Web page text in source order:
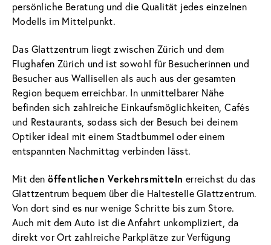
persönliche Beratung und die Qualität jedes einzelnen
Modells im Mittelpunkt.
Das Glattzentrum liegt zwischen Zürich und dem
Flughafen Zürich und ist sowohl für Besucherinnen und
Besucher aus Wallisellen als auch aus der gesamten
Region bequem erreichbar. In unmittelbarer Nähe
befinden sich zahlreiche Einkaufsmöglichkeiten, Cafés
und Restaurants, sodass sich der Besuch bei deinem
Optiker ideal mit einem Stadtbummel oder einem
entspannten Nachmittag verbinden lässt.
Mit denöffentlichen Verkehrsmitteln erreichst du das
Glattzentrum bequem über die Haltestelle Glattzentrum.
Von dort sind es nur wenige Schritte bis zum Store.
Auch mit dem Auto ist die Anfahrt unkompliziert, da
direkt vor Ort zahlreiche Parkplätze zur Verfügung